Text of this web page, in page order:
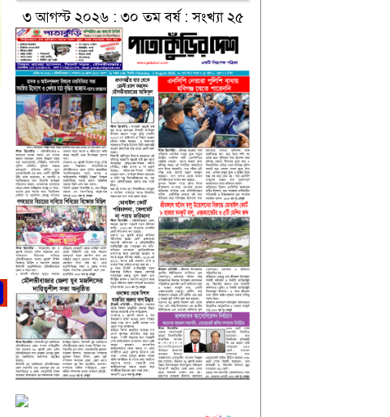
৩ আগস্ট ২০২৬ : ৩০ তম বর্ষ : সংখ্যা ২৫